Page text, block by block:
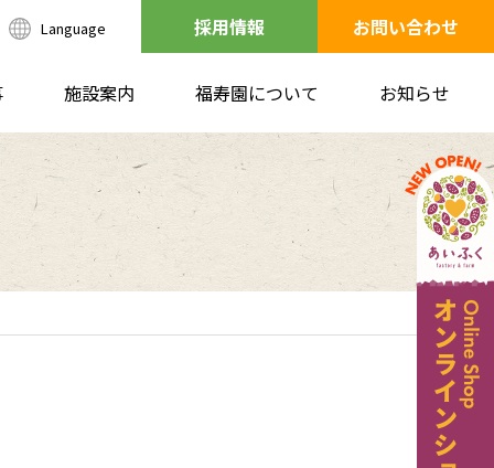
Language 採用情報 お問い合わせ
施設案内 福寿園について お知らせ